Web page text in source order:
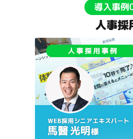
導入事例
人事採